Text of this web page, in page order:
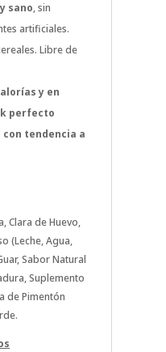
sano, sin
artificiales.
Libre de
y en
perfecto
tendencia a
Clara de Huevo,
(Leche, Agua,
Sabor Natural
Suplemento
de Pimentón